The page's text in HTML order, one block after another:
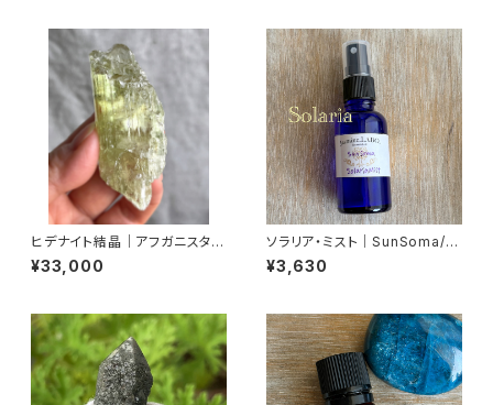
ヒデナイト結晶｜アフガニスタン
産
¥33,000
ソラリア・ミスト｜SunSoma/S
olaria 30ml
¥3,630